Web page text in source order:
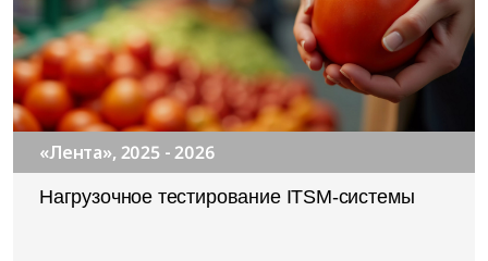
«Лента», 2025 - 2026
Нагрузочное тестирование ITSM-системы